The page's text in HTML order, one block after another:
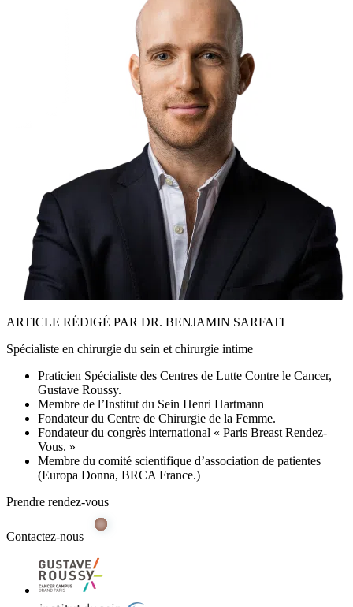
ARTICLE RÉDIGÉ PAR DR. BENJAMIN SARFATI
Spécialiste en chirurgie du sein et chirurgie intime
Praticien Spécialiste des Centres de Lutte Contre le Cancer,
Gustave Roussy.
Membre de l’Institut du Sein Henri Hartmann
Fondateur du Centre de Chirurgie de la Femme.
Fondateur du congrès international « Paris Breast Rendez-
Vous. »
Membre du comité scientifique d’association de patientes
(Europa Donna, BRCA France.)
Prendre rendez-vous
Contactez-nous